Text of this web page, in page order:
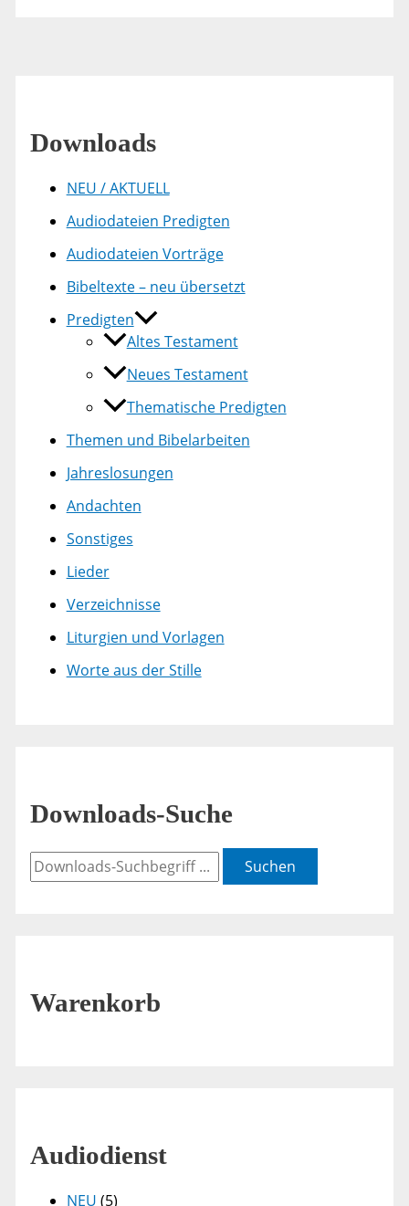
Downloads
NEU / AKTUELL
Audiodateien Predigten
Audiodateien Vorträge
Bibeltexte – neu übersetzt
Predigten
Altes Testament
Neues Testament
Thematische Predigten
Themen und Bibelarbeiten
Jahreslosungen
Andachten
Sonstiges
Lieder
Verzeichnisse
Liturgien und Vorlagen
Worte aus der Stille
Downloads-Suche
Suchen
Warenkorb
Audiodienst
NEU (5)